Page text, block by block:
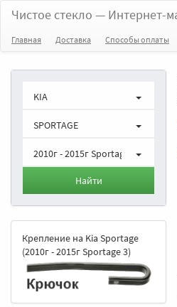
Чистое стекло — Интернет-
Главная Доставка Способы оплаты
KIA
SPORTAGE
2010г - 2015г Sportage 3
Найти
Крепление на Kia Sportage
(2010г - 2015г Sportage 3)